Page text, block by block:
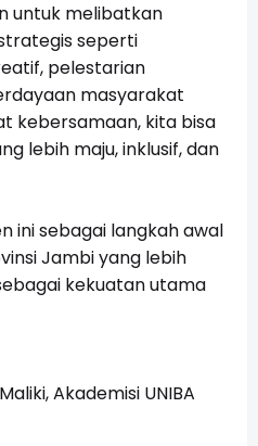
untuk melibatkan
seperti
pelestarian
masyarakat
kebersamaan, kita bisa
lebih maju, inklusif, dan
ini sebagai langkah awal
Jambi yang lebih
kekuatan utama
Akademisi UNIBA